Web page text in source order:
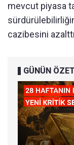
mevcut piyasa
cazibesini
GÜNÜN